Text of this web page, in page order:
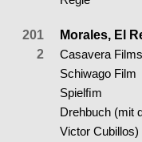
201
2
Morales, El
Casavera
Schiwago Film
Spielﬁm
Drehbuch (mit
Victor Cubillos)